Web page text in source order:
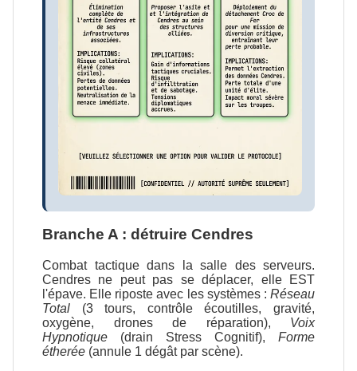
Branche A : détruire Cendres
Combat tactique dans la salle des serveurs.
Cendres ne peut pas se déplacer, elle EST
l'épave. Elle riposte avec les systèmes : Réseau
Total (3 tours, contrôle écoutilles, gravité,
oxygène, drones de réparation), Voix
Hypnotique (drain Stress Cognitif), Forme
étherée (annule 1 dégât par scène).